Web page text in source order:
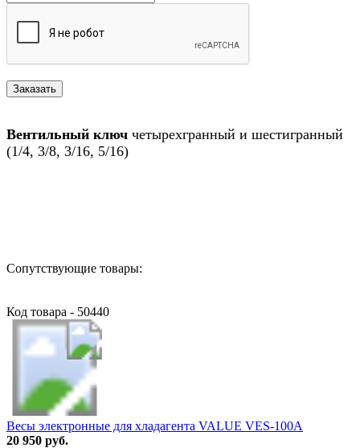
Вентильный ключ четырехгранный и шестигранный
(1/4, 3/8, 3/16, 5/16)
Сопутствующие товары:
Код товара - 50440
Весы электронные для хладагента VALUE VES-100A
20 950 руб.